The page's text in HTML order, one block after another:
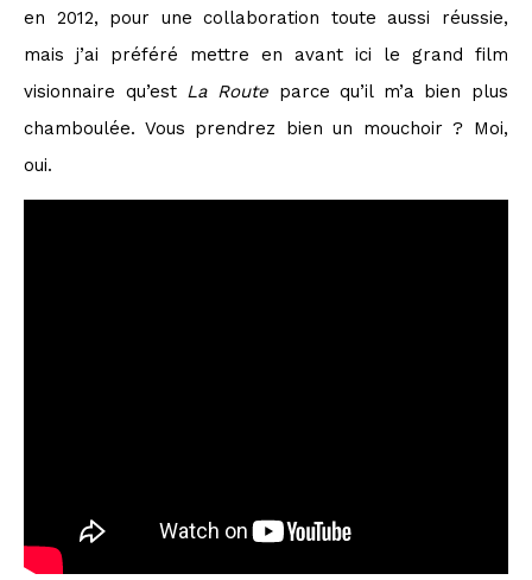
en 2012, pour une collaboration toute aussi réussie,
mais j’ai préféré mettre en avant ici le grand film
visionnaire qu’est La Routeparce qu’il m’a bien plus
chamboulée. Vous prendrez bien un mouchoir ? Moi,
oui.